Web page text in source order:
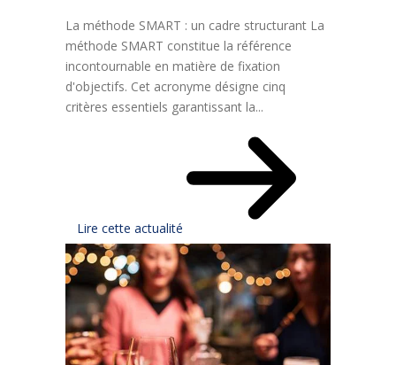
La méthode SMART : un cadre structurant La
méthode SMART constitue la référence
incontournable en matière de fixation
d'objectifs. Cet acronyme désigne cinq
critères essentiels garantissant la...
Lire cette actualité